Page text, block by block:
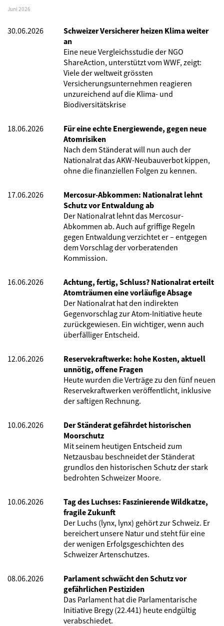
Juni 2026
30.06.2026
Schweizer Versicherer heizen Klima weiter
an
Eine neue Vergleichsstudie der NGO
ShareAction, unterstützt vom WWF, zeigt:
Viele der weltweit grössten
Versicherungsunternehmen reagieren
unzureichend auf die Klima- und
Biodiversitätskrise
18.06.2026
Für eine echte Energiewende, gegen neue
Atomrisiken
Nach dem Ständerat will nun auch der
Nationalrat das AKW-Neubauverbot kippen,
ohne die finanziellen Folgen zu kennen.
17.06.2026
Mercosur-Abkommen: Nationalrat lehnt
Schutz vor Entwaldung ab
Der Nationalrat lehnt das Mercosur-
Abkommen ab. Auch auf griffige Regeln
gegen Entwaldung verzichtet er – entgegen
dem Vorschlag der vorberatenden
Kommission.
16.06.2026
Achtung, fertig, Schluss? Nationalrat erteilt
Atomträumen eine vorläufige Absage
Der Nationalrat hat den indirekten
Gegenvorschlag zur Atom-Initiative heute
zurückgewiesen. Ein wichtiger, wenn auch
überfälliger Entscheid.
12.06.2026
Reservekraftwerke: hohe Kosten, aktuell
unnötig, offene Fragen
Heute wurden die Verträge zu den fünf neuen
Reservekraftwerken veröffentlicht, inklusive
der saftigen Rechnung.
10.06.2026
Der Ständerat gefährdet historischen
Moorschutz
Mit seinem heutigen Entscheid zum
Netzausbau beschneidet der Ständerat
grundlos den historischen Schutz der stark
bedrohten Schweizer Moore.
10.06.2026
Tag des Luchses: Faszinierende Wildkatze,
fragile Zukunft
Der Luchs (lynx, lynx) gehört zur Schweiz. Er
bereichert unsere Natur und steht für eine
der wenigen Erfolgsgeschichten des
Schweizer Artenschutzes.
08.06.2026
Parlament schwächt den Schutz vor
gefährlichen Pestiziden
Das Parlament hat die Parlamentarische
Initiative Bregy (22.441) heute endgültig
verabschiedet.